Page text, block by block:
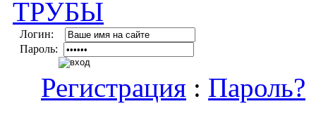
Логин:
Пароль:
Регистрация : Пароль?